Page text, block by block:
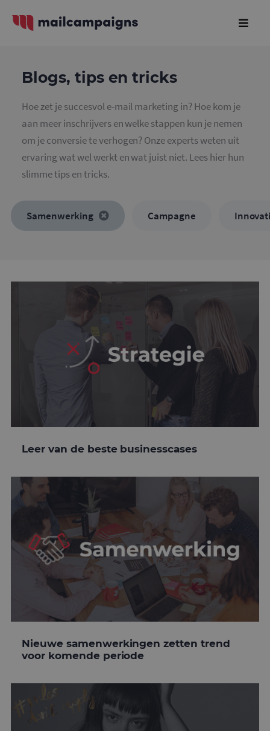
Blogs, tips en tricks
Hoe zet je succesvol e-mail marketing in? Hoe kom je
aan meer inschrijvers en welke stappen kun je nemen
om je conversie te verhogen? Onze experts weten uit
ervaring wat wel werkt en wat juist niet. Lees hier hun
slimme tips en tricks.
Samenwerking Campagne
Leer van de beste businesscases
Nieuwe samenwerkingen zetten trend
voor komende periode